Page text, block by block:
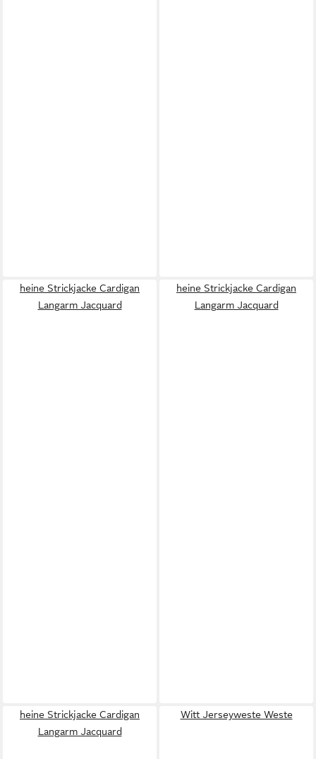
heine Strickjacke Cardigan
Langarm Jacquard
heine Strickjacke Cardigan
Langarm Jacquard
heine Strickjacke Cardigan
Langarm Jacquard
Witt Jerseyweste Weste